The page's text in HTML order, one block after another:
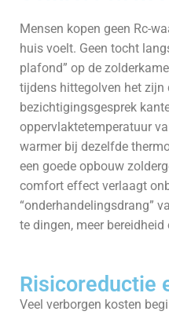
Mensen kopen geen Rc-
huis voelt. Geen tocht
plafond” op de
tijdens hittegolven het zijn
bezichtigingsgesprek
oppervlaktetemperatuur
warmer bij dezelfde
een goede opbouw
comfort effect verlaagt
“onderhandelingsdrang”
te dingen, meer
Risicoreductie
Veel verborgen kosten